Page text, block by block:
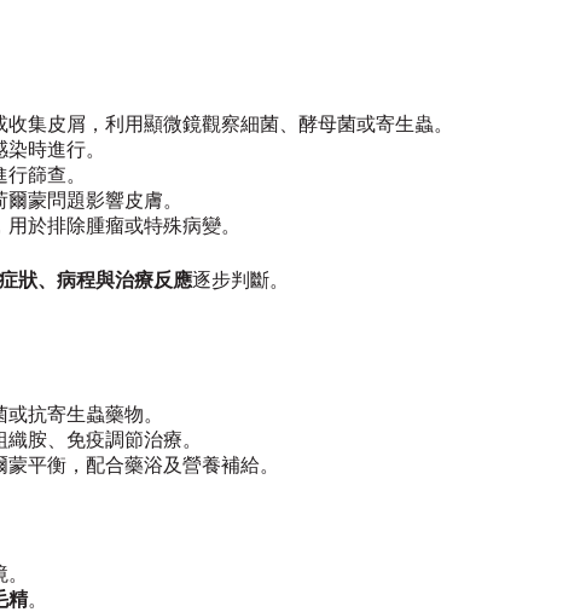
收集皮屑，利用顯微鏡觀察細菌、酵母菌或寄生蟲。
染時進行。
篩查。
爾蒙問題影響皮膚。
用於排除腫瘤或特殊病變。
症狀、病程與治療反應逐步判斷。
抗寄生蟲藥物。
織胺、免疫調節治療。
蒙平衡，配合藥浴及營養補給。
精。